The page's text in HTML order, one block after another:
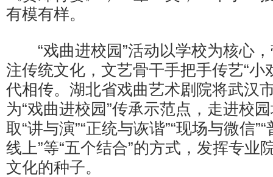
有模有样。
“戏曲进校园”活动以学校为核心，
注传统文化，文艺骨干手把手传艺“小
代相传。湖北省戏曲艺术剧院将武汉
为“戏曲进校园”传承示范点，走进校
取“讲与演”“正统与诙谐”“现场与微信
线上”等“五个结合”的方式，发挥专业
文化的种子。